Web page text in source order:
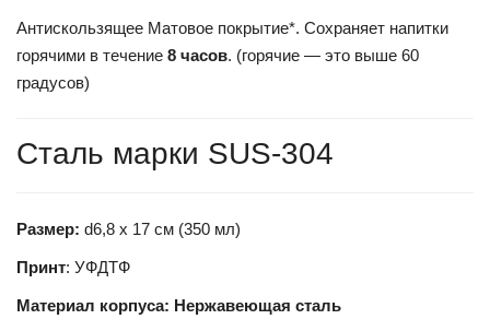
Антискользящее Матовое покрытие*. Сохраняет напитки
горячими в течение 8 часов. (горячие — это выше 60
градусов)
Сталь марки SUS-304
Размер: d6,8 х 17 см (350 мл)
Принт: УФДТФ
Материал корпуса: Нержавеющая сталь